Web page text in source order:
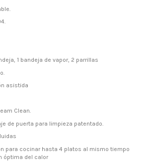
1 bandeja de vapor, 2 parrillas
asistida
puerta.
Clean.
de puerta para limpieza patentado.
para cocinar hasta 4 platos al mismo tiempo
óptima del calor